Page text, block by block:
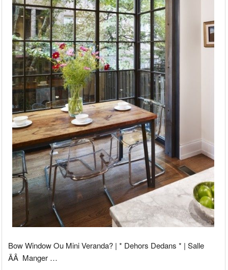
Bow Window Ou Mini Veranda? | * Dehors Dedans * | Salle
ÃÂ Manger …